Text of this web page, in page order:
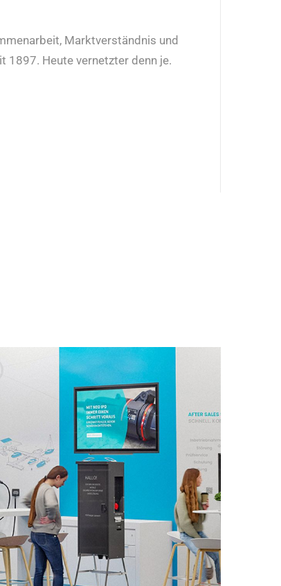
Marktverständnis und
1897. Heute vernetzter denn je.